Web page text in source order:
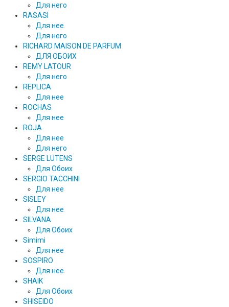
Для него
RASASI
Для нее
Для него
RICHARD MAISON DE PARFUM
ДЛЯ ОБОИХ
REMY LATOUR
Для него
REPLICA
Для нее
ROCHAS
Для нее
ROJA
Для нее
Для него
SERGE LUTENS
Для Обоих
SERGIO TACCHINI
Для нее
SISLEY
Для нее
SILVANA
Для Обоих
Simimi
Для нее
SOSPIRO
Для нее
SHAIK
Для Обоих
SHISEIDO